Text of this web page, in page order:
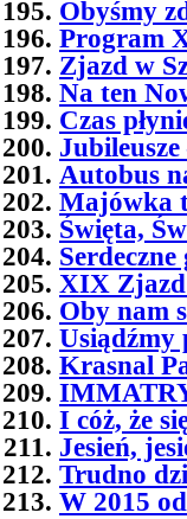
Obyśmy
Program
Zjazd w
Na ten
Czas
Autobus
Majówka
Święta,
XIX
Oby nam
Usiądźmy
Krasnal
I cóż, że
Jesień,
Trudno
W 2015